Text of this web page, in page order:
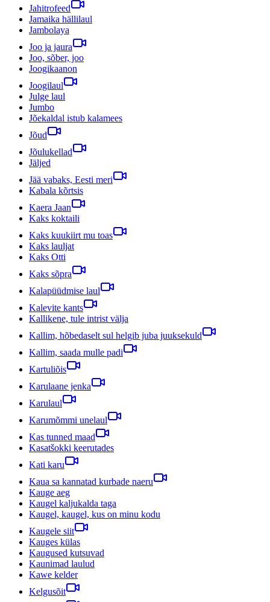
Jahitrofeed
Jamaika hällilaul
Jambolaya
Joo ja jaura
Joo, sõber, joo
Joogikaanon
Joogilaul
Julge laul
Jumbo
Jõekaldal istub kalamees
Jõud
Jõulukellad
Jäljed
Jää vabaks, Eesti meri
Kabala kõrtsis
Kaera Jaan
Kaks koktaili
Kaks kuukiirt mu toas
Kaks lauljat
Kaks Otti
Kaks sõpra
Kalapüüdmise laul
Kalevite kants
Kallikene, tule intrist välja
Kallim, hõbedaselt sul helgib juba juuksekuld
Kallim, saada mulle padi
Kartuliõis
Karulaane jenka
Karulaul
Karumõmmi unelaul
Kas tunned maad
Kasatšokki keerutades
Kati karu
Kaua sa kannatad kurbade naeru
Kauge aeg
Kaugel kaljukalda taga
Kaugel, kaugel, kus on minu kodu
Kaugele siit
Kauges külas
Kaugused kutsuvad
Kaunimad laulud
Kawe kelder
Kelgusõit